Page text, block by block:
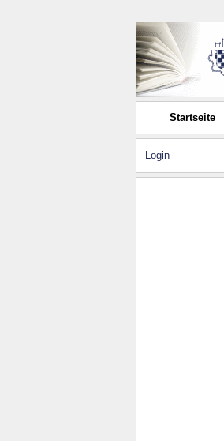
Startseite
Login